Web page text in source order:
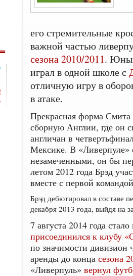
его стремительные
важной частью
сезона 2010/2011.
играл в одной школе с
отличную игру в
в атаке.
Прекрасная форма Смита
сборную Англии, где он
англичан в
Мексике. В «Ливерпуле»
незамеченными, он бы
летом 2012 года Брэд
вместе с первой
Брэд дебютировал в составе
декабря 2013 года, выйдя на
7 августа 2014 года
присоединился к клубу
по значимости дивизион
аренды до концасезона
«Ливерпуль»вернул